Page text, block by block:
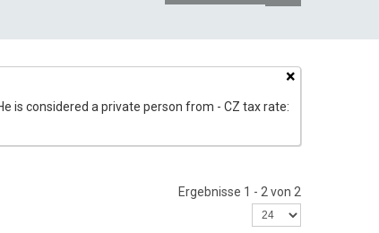
×
is considered a private person from - CZ tax rate:
Ergebnisse 1 - 2 von 2